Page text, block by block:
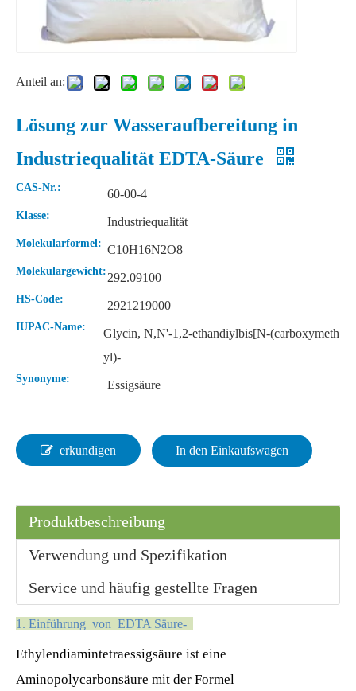
Anteil an:
Lösung zur Wasseraufbereitung in
Industriequalität EDTA-Säure
CAS-Nr.: 60-00-4
Klasse: Industriequalität
Molekularformel: C10H16N2O8
Molekulargewicht:292.09100
HS-Code: 2921219000
IUPAC-Name:
Glycin, N,N'-1,2-ethandiylbis[N-(carboxymeth
yl)-
Synonyme: Essigsäure
erkundigen In den Einkaufswagen
Produktbeschreibung
Verwendung und Spezifikation
Service und häufig gestellte Fragen
1. Einführung von EDTA Säure-
Ethylendiamintetraessigsäure ist eine
Aminopolycarbonsäure mit der Formel